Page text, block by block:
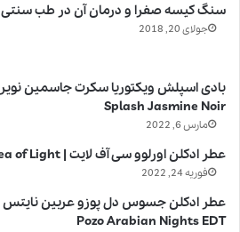
سنگ کیسه صفرا و درمان آن در طب سنتی
جولای 20, 2018
Splash Jasmine Noir
مارس 6, 2022
عطر ادکلن اورلوو سی آف لایت | Orlov Paris Sea of Light
فوریه 24, 2022
Pozo Arabian Nights EDT